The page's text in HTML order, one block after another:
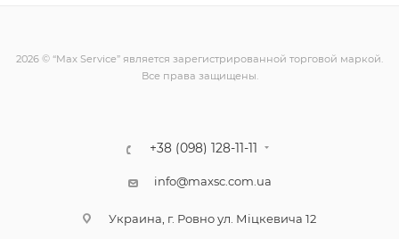
2026 © “Max Service” является зарегистрированной торговой маркой.
Все права защищены.
+38 (098) 128-11-11
info@maxsc.com.ua
Украина, г. Ровно ул. Міцкевича 12